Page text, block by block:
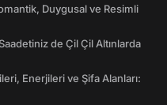
Duygusal ve Resimli
de Çil Çil Altınlarda
Enerjileri ve Şifa Alanları: